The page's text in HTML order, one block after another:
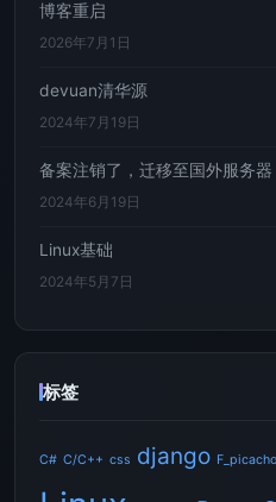
博客重启
2026年7月1日
devuan清华源
2024年7月19日
备案注销了，迁移至国外服务器
2024年6月19日
Linux基础
2024年5月7日
标签
C# C/C++ css django